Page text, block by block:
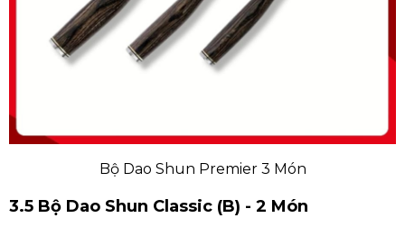
Bộ Dao Shun Premier 3 Món
3.5 Bộ Dao Shun Classic (B) - 2 Món